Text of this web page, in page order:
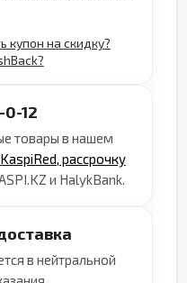
купон на скидку?
12
товары в нашем
KaspiRed, рассрочку
и HalykBank.
в нейтральной